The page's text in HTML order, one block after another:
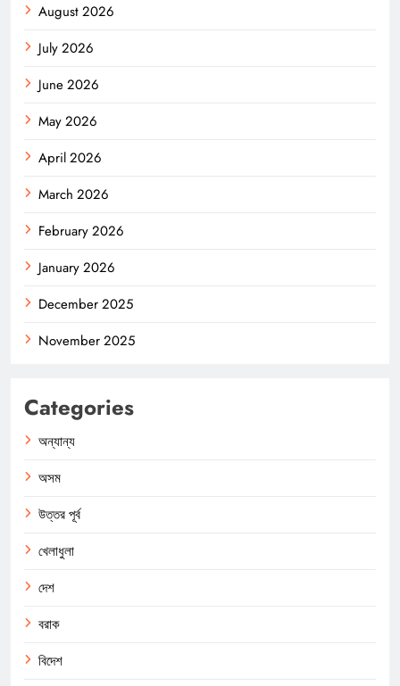
August 2026
July 2026
June 2026
May 2026
April 2026
March 2026
February 2026
January 2026
December 2025
November 2025
Categories
অন্যান্য
অসম
উত্তর পূর্ব
খেলাধুলা
দেশ
বরাক
বিদেশ